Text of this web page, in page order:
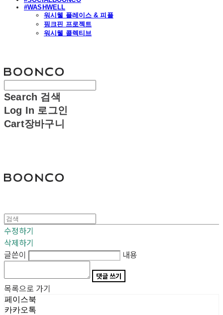
#WASHWELL
워시웰 플레이스 & 피플
핑크핀 프로젝트
워시웰 콜렉티브
Search 검색
Log In 로그인
Cart장바구니
수정하기
삭제하기
글쓴이
내용
댓글 쓰기
목록으로 가기
페이스북
카카오톡